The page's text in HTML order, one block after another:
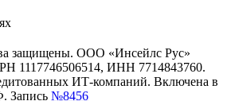
защищены. ООО «Инсейлс Рус»
1117746506514, ИНН 7714843760.
ИТ-компаний. Включена в
Запись №8456